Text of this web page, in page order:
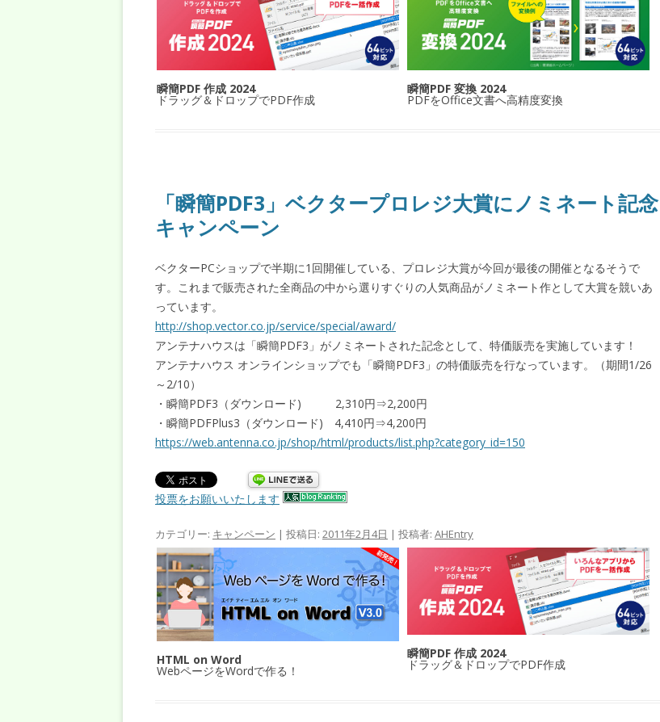
瞬簡PDF 作成 2024
ドラッグ＆ドロップでPDF作成
瞬簡PDF 変換 2024
PDFをOffice文書へ高精度変換
「瞬簡PDF3」ベクタープロレジ大賞にノミネート記念
キャンペーン
ベクターPCショップで半期に1回開催している、プロレジ大賞が今回が最後の開催となるそうで
す。これまで販売された全商品の中から選りすぐりの人気商品がノミネート作として大賞を競いあ
っています。
http://shop.vector.co.jp/service/special/award/
アンテナハウスは「瞬簡PDF3」がノミネートされた記念として、特価販売を実施しています！
アンテナハウス オンラインショップでも「瞬簡PDF3」の特価販売を行なっています。（期間1/26
～2/10）
・瞬簡PDF3（ダウンロード) 2,310円⇒2,200円
・瞬簡PDFPlus3（ダウンロード) 4,410円⇒4,200円
https://web.antenna.co.jp/shop/html/products/list.php?category_id=150
投票をお願いいたします
カテゴリー: キャンペーン | 投稿日: 2011年2月4日 | 投稿者: AHEntry
HTML on Word
WebページをWordで作る！
瞬簡PDF 作成 2024
ドラッグ＆ドロップでPDF作成